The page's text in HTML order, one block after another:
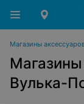
Магазины
Вулька-